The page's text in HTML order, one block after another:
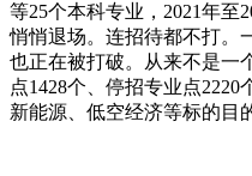
等25个本科专业，2021年至
悄悄退场。连招待都不打。
也正在被打破。从来不是一
点1428个、停招专业点2220
新能源、低空经济等标的目